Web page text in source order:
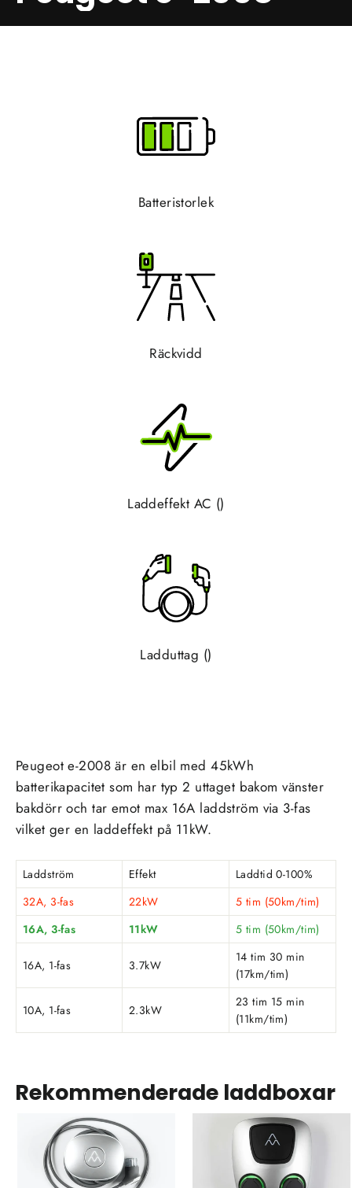
Batteristorlek
Räckvidd
Laddeffekt AC ()
Ladduttag ()
Peugeot e-2008är en elbil med45kWh
batterikapacitet som har typ 2 uttaget bakom vänster
bakdörroch tar emot max 16A laddström via 3-fas
vilket ger en laddeffekt på 11kW.
Laddström Effekt
Laddtid 0-100%
32A, 3-fas
22kW
5 tim (50km/tim)
16A, 3-fas
11kW 5 tim (50km/tim)
16A, 1-fas 3.7kW
14 tim 30 min
(17km/tim)
10A, 1-fas 2.3kW
23 tim 15 min
(11km/tim)
Rekommenderade laddboxar